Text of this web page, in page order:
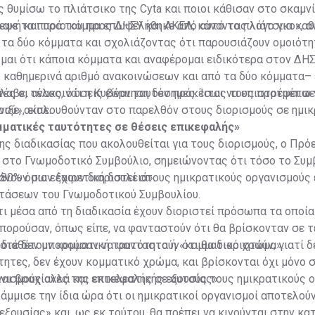
το πλιάτσικο της Cyta και ποιοι κάθισαν στο
και ποιο κόμμα επωφελήθηκε από αυτό το πλιάτσικο»,
τα πυρά του προς ΔΗΣΥ και ΑΚΕΛ, κάνοντας λόγο για
δύο κόμματα και σχολιάζοντας ότι παρουσιάζουν
ότι κάποια κόμματα και αναφέρομαι ειδικότερα στον
αριθμό ανακοινώσεων και από τα δύο κόμματα–
οι ανακοινώσεις είναι ταυτόσημες. Ίσως τους προτρέπω
είπε.
τέλος, ότι η Κυβέρνηση δεν πρόκειται να επιστρέψει
ακολουθούνταν στο παρελθόν στους διορισμούς σε
ταυτότητες σε θέσεις επικεφαλής»
διαδικασίας που ακολουθείται για τους διορισμούς, ο
στο Γνωμοδοτικό Συμβούλιο, σημειώνοντας ότι τόσο το
μια εξαιρετική δουλειά».
όσων έχουν διοριστεί στους ημικρατικούς οργανισμούς
του Γνωμοδοτικού Συμβουλίου.
μέσα από τη διαδικασία έχουν διοριστεί πρόσωπα τα
όπως είπε, να φανταστούν ότι θα βρίσκονταν σε
κομματική ταυτότητα ή «κομματικό χρώμα».
δεν μπορούσαν να φανταστούν ότι θα διοριστούν, γιατί
δεν έχουν κομματικό χρώμα, και βρίσκονται όχι μόνο
αλλά και επικεφαλής σε αυτούς τους ημικρατικούς
βραχίονες της εκτελεστικής εξουσίας»
την ίδια ώρα ότι οι ημικρατικοί οργανισμοί
και, ως εκ τούτου, θα πρέπει να κινούνται στην